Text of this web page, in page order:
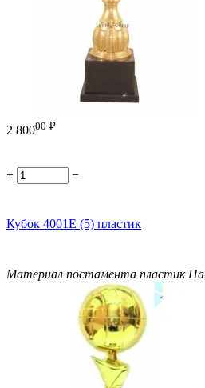
2 80000 ₽
+ −
Кубок 4001E (5) пластик
Материал постамента пластик